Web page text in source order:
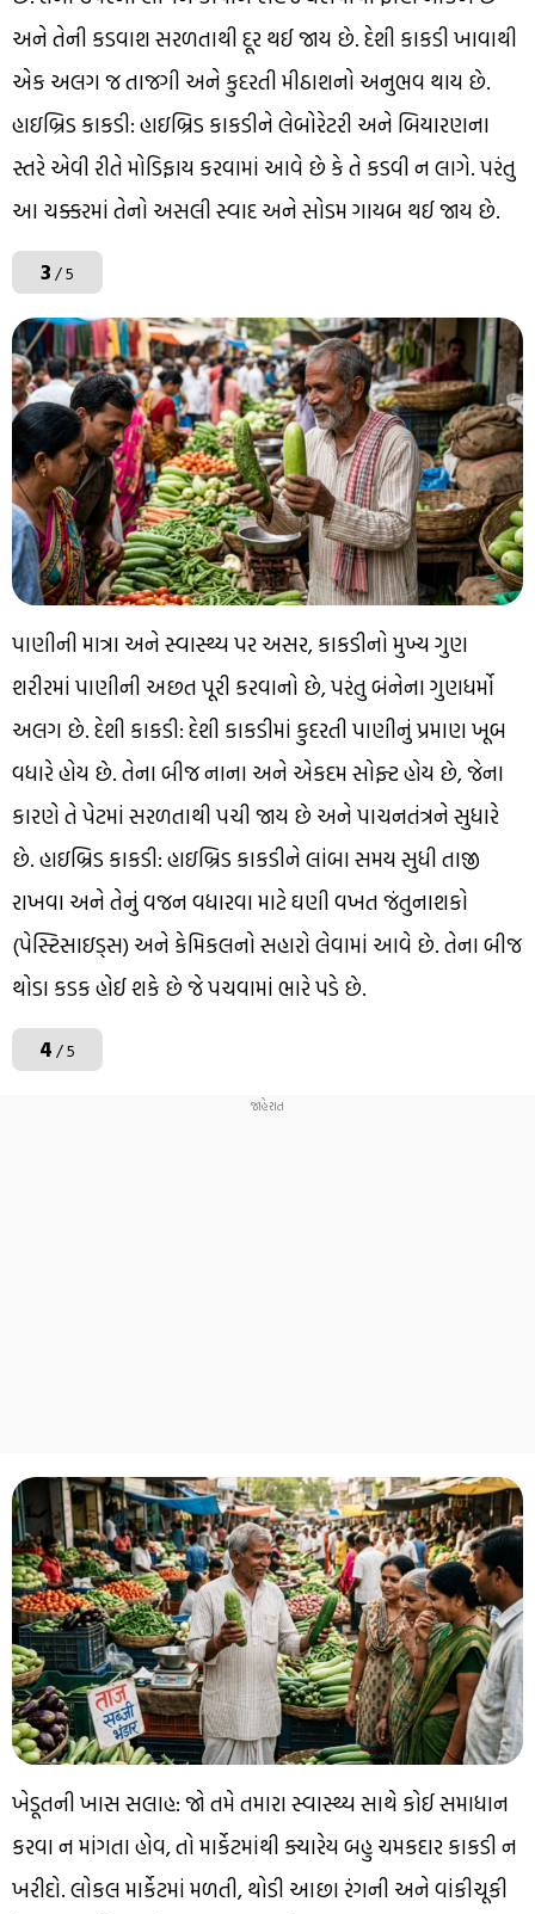
અને તેની કડવાશ સરળતાથી દૂર થઈ જાય છે. દેશી કાકડી ખાવાથી
એક અલગ જ તાજગી અને કુદરતી મીઠાશનો અનુભવ થાય છે.
હાઇબ્રિડ કાકડી: હાઇબ્રિડ કાકડીને લેબોરેટરી અને બિયારણના
સ્તરે એવી રીતે મોડિફાય કરવામાં આવે છે કે તે કડવી ન લાગે. પરંતુ
આ ચક્કરમાં તેનો અસલી સ્વાદ અને સોડમ ગાયબ થઈ જાય છે.
3/ 5
પાણીની માત્રા અને સ્વાસ્થ્ય પર અસર, કાકડીનો મુખ્ય ગુણ
શરીરમાં પાણીની અછત પૂરી કરવાનો છે, પરંતુ બંનેના ગુણધર્મો
અલગ છે. દેશી કાકડી: દેશી કાકડીમાં કુદરતી પાણીનું પ્રમાણ ખૂબ
વધારે હોય છે. તેના બીજ નાના અને એકદમ સોફ્ટ હોય છે, જેના
કારણે તે પેટમાં સરળતાથી પચી જાય છે અને પાચનતંત્રને સુધારે
છે. હાઇબ્રિડ કાકડી: હાઇબ્રિડ કાકડીને લાંબા સમય સુધી તાજી
રાખવા અને તેનું વજન વધારવા માટે ઘણી વખત જંતુનાશકો
(પેસ્ટિસાઇડ્સ) અને કેમિકલનો સહારો લેવામાં આવે છે. તેના બીજ
થોડા કડક હોઈ શકે છે જે પચવામાં ભારે પડે છે.
4/ 5
ખેડૂતની ખાસ સલાહ: જો તમે તમારા સ્વાસ્થ્ય સાથે કોઈ સમાધાન
કરવા ન માંગતા હોવ, તો માર્કેટમાંથી ક્યારેય બહુ ચમકદાર કાકડી ન
ખરીદો. લોકલ માર્કેટમાં મળતી, થોડી આછા રંગની અને વાંકીચૂકી